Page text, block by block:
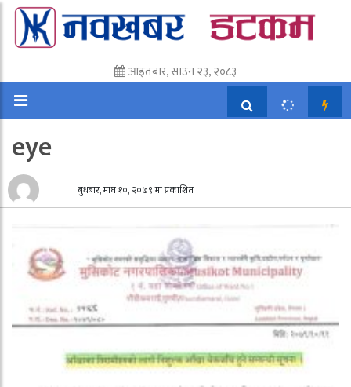
आइतबार, साउन २३, २०८३
eye
बुधबार, माघ १०, २०७९ मा प्रकाशित